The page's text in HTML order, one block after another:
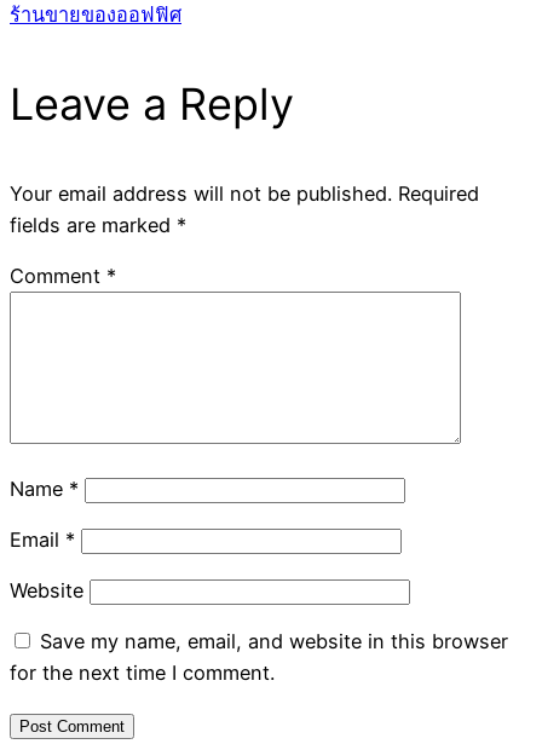
ร้านขายของออฟฟิศ
Leave a Reply
Your email address will not be published. Required
fields are marked *
Comment *
Name *
Email *
Website
Save my name, email, and website in this browser
for the next time I comment.